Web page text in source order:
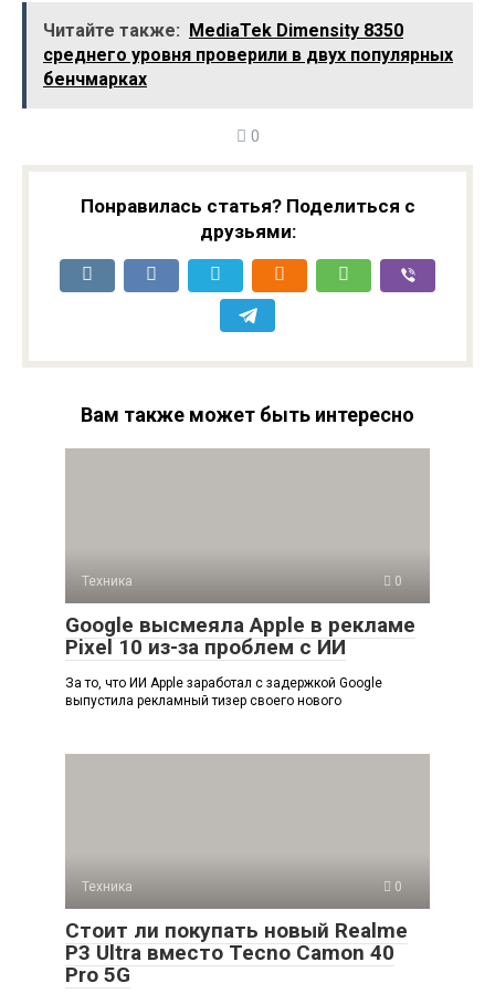
каждого десятого
сотрудника
Читайте также: MediaTek Dimensity 8350
среднего уровня проверили в двух популярных
бенчмарках
0
Понравилась статья? Поделиться с
друзьями:
Вам также может быть интересно
Техника 0
Google высмеяла Apple в рекламе
Pixel 10 из-за проблем с ИИ
За то, что ИИ Apple заработал с задержкой Google
выпустила рекламный тизер своего нового
Техника 0
Стоит ли покупать новый Realme
P3 Ultra вместо Tecno Camon 40
Pro 5G